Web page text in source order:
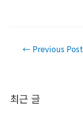
최근 글
Post
← Previous Post